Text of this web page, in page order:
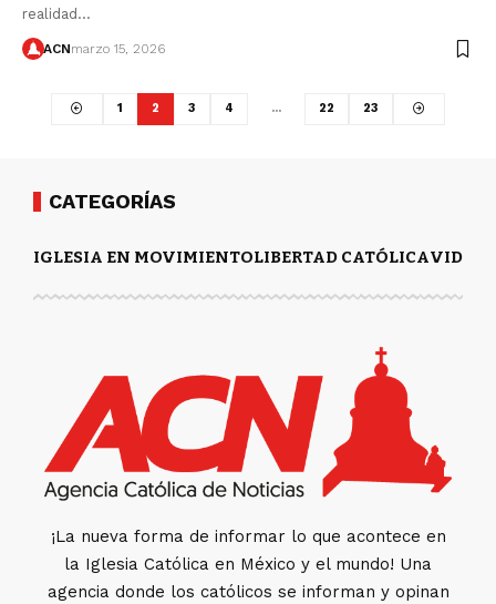
realidad…
ACNmarzo 15, 2026
1 2 3 4 … 22 23
CATEGORÍAS
IGLESIA EN MOVIMIENTOLIBERTAD CATÓLICAVIDA
¡La nueva forma de informar lo que acontece en
la Iglesia Católica en México y el mundo! Una
agencia donde los católicos se informan y opinan